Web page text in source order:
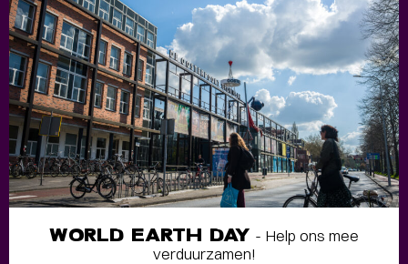
WORLD EARTH DAY - Help ons mee
verduurzamen!